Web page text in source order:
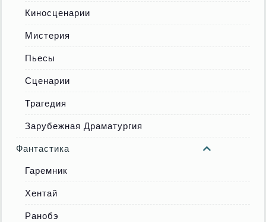
Киносценарии
Мистерия
Пьесы
Сценарии
Трагедия
Зарубежная Драматургия
Фантастика
Гаремник
Хентай
Ранобэ